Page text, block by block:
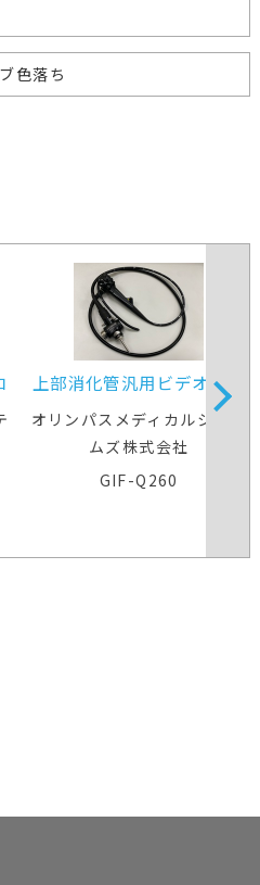
色落ち
上部消化管汎用ビデオスコ
ープ
オリンパスメディカルシステ
ムズ株式会社
GIF-Q260